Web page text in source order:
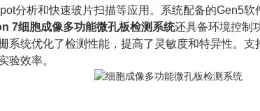
分析和快速玻片扫描等应用。系统配备的Gen5
7细胞成像多功能微孔板检测系统还具备环境控制
系统优化了检测性能，提高了灵敏度和特异性。
验效率。